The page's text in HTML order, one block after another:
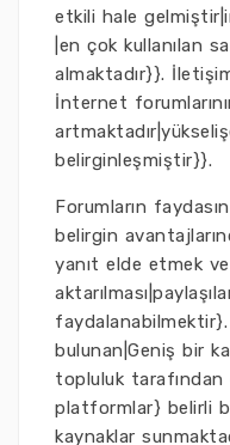
etkili hale
|en çok kullanılan
almaktadır}}.
İnternet
belirginleşmiştir}}.
Forumların
belirgin
yanıt elde etmek
bulunan|Geniş bir
topluluk
platformlar} belirli
kaynaklar